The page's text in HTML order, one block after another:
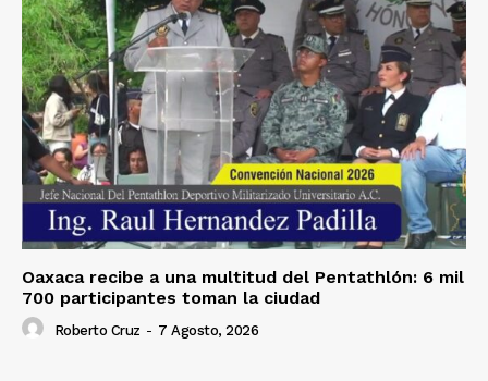
Oaxaca recibe a una multitud del Pentathlón: 6 mil
700 participantes toman la ciudad
Roberto Cruz - 7 Agosto, 2026